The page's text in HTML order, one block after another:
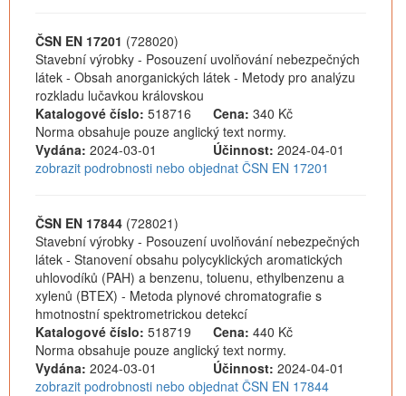
ČSN EN 17201 (728020)
Stavební výrobky - Posouzení uvolňování nebezpečných
látek - Obsah anorganických látek - Metody pro analýzu
rozkladu lučavkou královskou
Katalogové číslo: 518716 Cena: 340 Kč
Norma obsahuje pouze anglický text normy.
Vydána: 2024-03-01 Účinnost: 2024-04-01
zobrazit podrobnosti nebo objednat ČSN EN 17201
ČSN EN 17844 (728021)
Stavební výrobky - Posouzení uvolňování nebezpečných
látek - Stanovení obsahu polycyklických aromatických
uhlovodíků (PAH) a benzenu, toluenu, ethylbenzenu a
xylenů (BTEX) - Metoda plynové chromatografie s
hmotnostní spektrometrickou detekcí
Katalogové číslo: 518719 Cena: 440 Kč
Norma obsahuje pouze anglický text normy.
Vydána: 2024-03-01 Účinnost: 2024-04-01
zobrazit podrobnosti nebo objednat ČSN EN 17844